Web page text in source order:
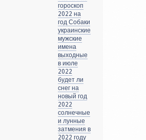
гороскоп
2022 на
год Собаки
украинские
мужские
имена
выходные
в июле
2022
будет ли
снег на
новый год
2022
солнечные
и лунные
затмения в
2022 году